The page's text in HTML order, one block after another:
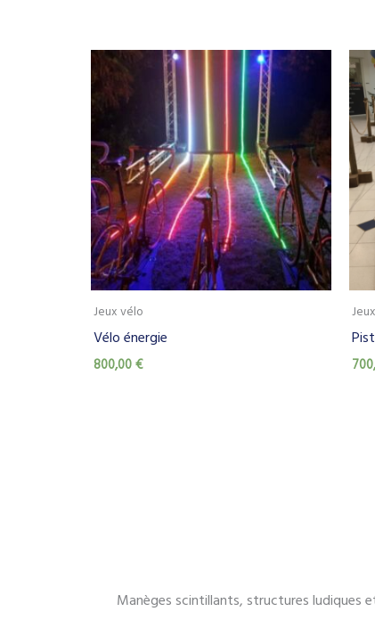
Jeux vélo
Vélo énergie
800,00€
Manèges scintillants, structures ludiques